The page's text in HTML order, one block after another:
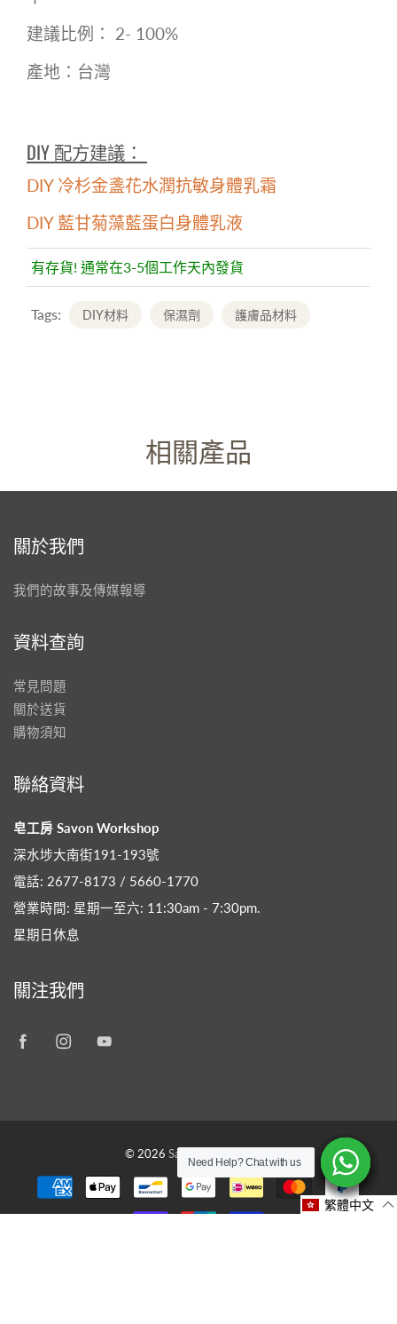
建議比例： 2- 100%
產地：台灣
DIY 配方建議：
DIY 冷杉金盞花水潤抗敏身體乳霜
DIY 藍甘菊藻藍蛋白身體乳液
有存貨! 通常在3-5個工作天內發貨
Tags: DIY材料 保濕劑 護膚品材料
相關產品
關於我們
我們的故事及傳媒報導
資料查詢
常見問題
關於送貨
購物須知
聯絡資料
皂工房 Savon Workshop
深水埗大南街191-193號
電話: 2677-8173 / 5660-1770
營業時間: 星期一至六: 11:30am - 7:30pm​.
星期日休息
關注我們
© 2026 Savon Workshop HK
Need Help? Chat with us
Need Help? Chat with us
Need Help? Chat with us
Need Help? Chat with us
Need Help? Chat with us
Need Help? Chat with us
繁體中文